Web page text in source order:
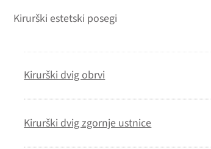
Kirurški estetski posegi
Kirurški dvig obrvi
Kirurški dvig zgornje ustnice